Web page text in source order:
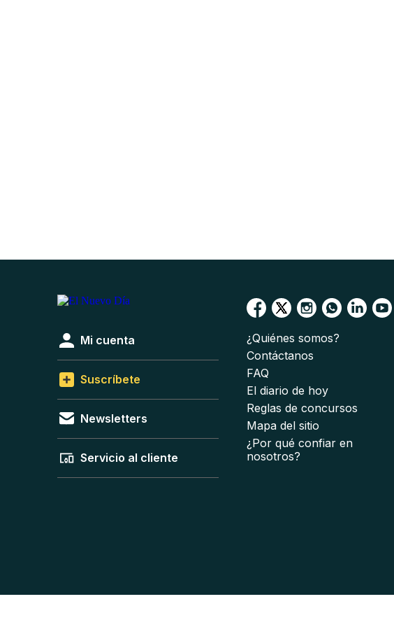
Mi cuenta
Suscríbete
Newsletters
Servicio al cliente
¿Quiénes somos?
Contáctanos
FAQ
El diario de hoy
Reglas de concursos
Mapa del sitio
¿Por qué confiar en
nosotros?